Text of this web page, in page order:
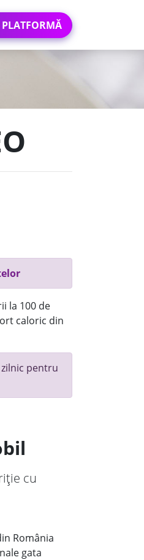
PLATFORMĂ
la 100 de
caloric din
pentru
cu
România
gata